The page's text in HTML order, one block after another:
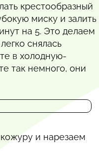
крестообразный
миску и залить
на 5. Это делаем
снялась
в холодную-
так немного, они
и нарезаем